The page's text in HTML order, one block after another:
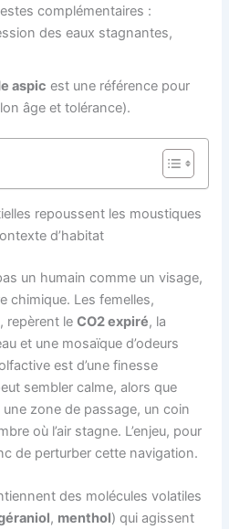
complémentaires :
des eaux stagnantes,
aspic est une référence pour
âge et tolérance).
repoussent les moustiques
d’habitat
un humain comme un visage,
chimique. Les femelles,
repèrent leCO2 expiré, la
et une mosaïque d’odeurs
est d’une finesse
sembler calme, alors que
zone de passage, un coin
où l’air stagne. L’enjeu, pour
de perturber cette navigation.
des molécules volatiles
, menthol) qui agissent